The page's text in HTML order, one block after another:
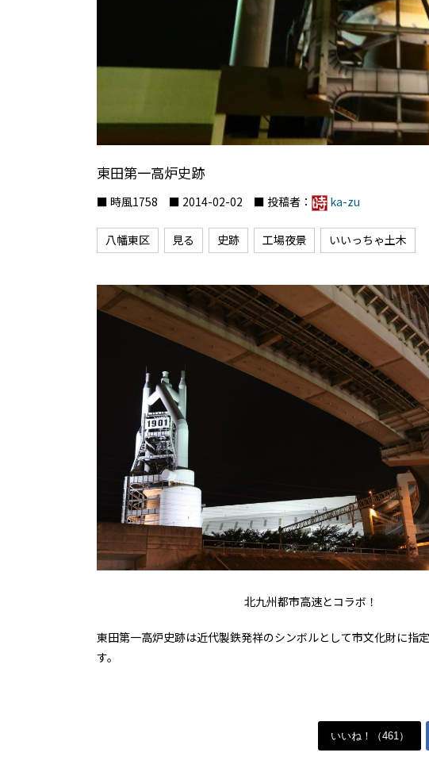
東田第一高炉史跡
■ 時風1758 ■ 2014-02-02 ■ 投稿者： ka-zu
八幡東区 見る 史跡 工場夜景 いいっちゃ土木
北九州都市高速とコラボ！
東田第一高炉史跡は近代製鉄発祥のシンボルとして市文化財に指
す。
いいね！（461）